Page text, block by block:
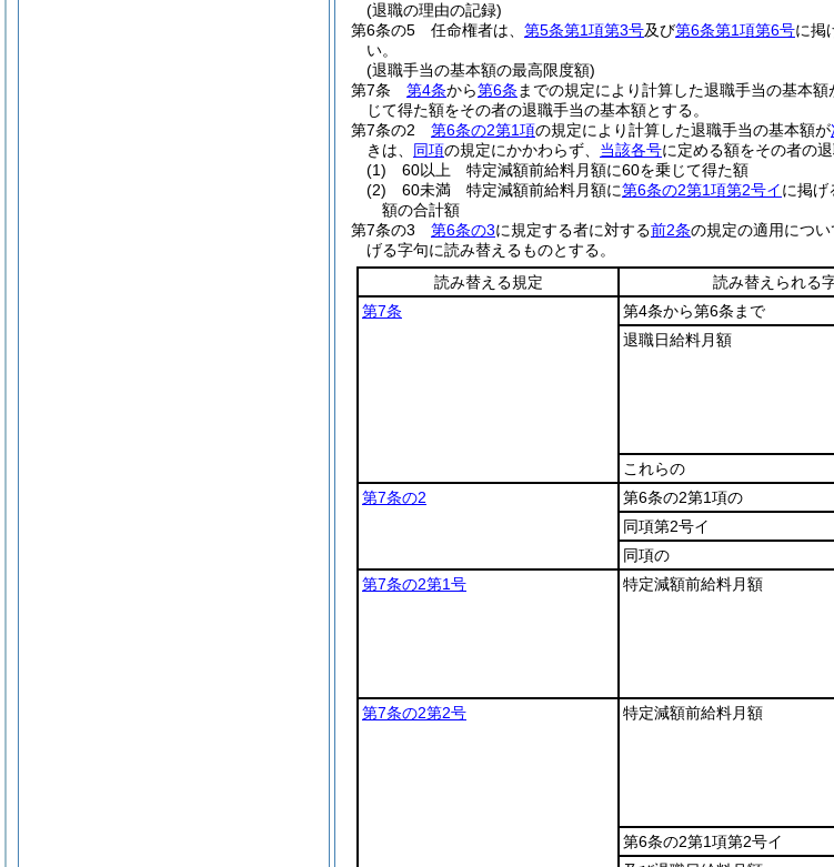
(退職の理由の記録)
第6条の5
任命権者は、 第5条第1項第3号及び第6条第1項第6号に掲
い。
(退職手当の基本額の最高限度額)
第7条
第4条から第6条 までの規定により計算した退職手当の基本
じて得た額をその者の退職手当の基本額とする。
第7条の2
第6条の2第1項の規定により計算した退職手当の基本額が
きは、 同項の規定にかかわらず、 当該各号に定める額をその者の
(1)
60以上 特定減額前給料月額に60を乗じて得た額
(2)
60未満 特定減額前給料月額に第6条の2第1項第2号イに掲げ
額の合計額
第7条の3
第6条の3に規定する者に対する前2条の規定の適用につい
げる字句に読み替えるものとする。
読み替える規定
読み替えられる
第7条
第4条から第6条まで
退職日給料月額
これらの
第7条の2
第6条の2第1項の
同項第2号イ
同項の
第7条の2第1号
特定減額前給料月額
第7条の2第2号
特定減額前給料月額
第6条の2第1項第2号イ